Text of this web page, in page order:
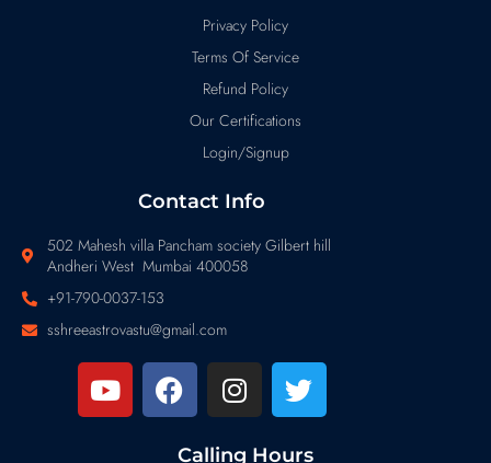
Privacy Policy
Terms Of Service
Refund Policy
Our Certifications
Login/Signup
Contact Info
502 Mahesh villa Pancham society Gilbert hill
Andheri West Mumbai 400058
+91-790-0037-153
sshreeastrovastu@gmail.com
Calling Hours